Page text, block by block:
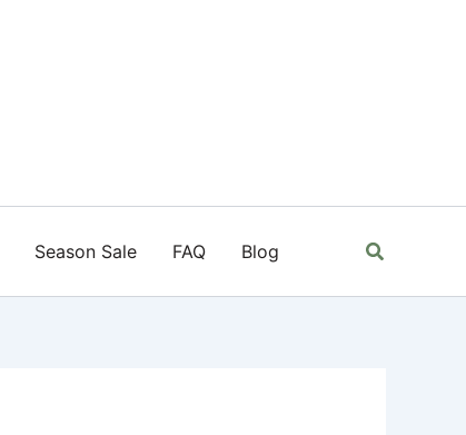
Season Sale FAQ Blog Suchen